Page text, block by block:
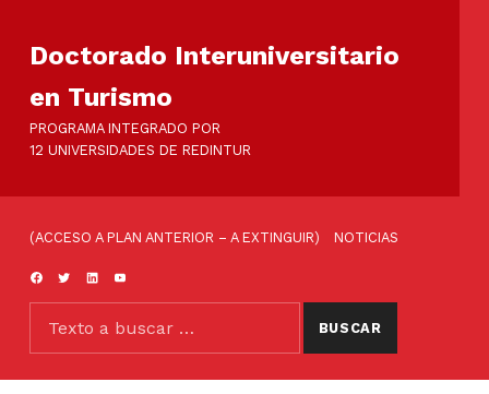
Doctorado Interuniversitario
en Turismo
PROGRAMA INTEGRADO POR
12 UNIVERSIDADES DE REDINTUR
(ACCESO A PLAN ANTERIOR – A EXTINGUIR) NOTICIAS
FACEBOOK
TWITTER
LINKEDINYOUTUBE
BUSCAR
Buscar: